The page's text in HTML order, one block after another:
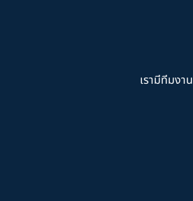
เรามีทีมง